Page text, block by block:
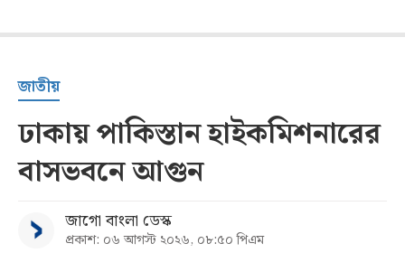
জাতীয়
ঢাকায় পাকিস্তান হাইকমিশনারের
বাসভবনে আগুন
জাগো বাংলা ডেস্ক
প্রকাশ: ০৬ আগস্ট ২০২৬, ০৮:৫০ পিএম